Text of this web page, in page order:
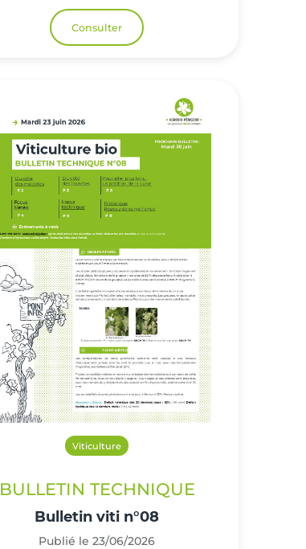
Consulter
Viticulture
BULLETIN TECHNIQUE
Bulletin viti n°08
Publié le 23/06/2026